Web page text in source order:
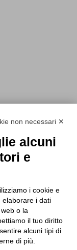
aggiornato
offerte esclusive.
come specificato
esclusive.
non necessari ✕
alcuni
e
i cookie e
elaborare i dati
o la
il tuo diritto
alcuni tipi di
di più.